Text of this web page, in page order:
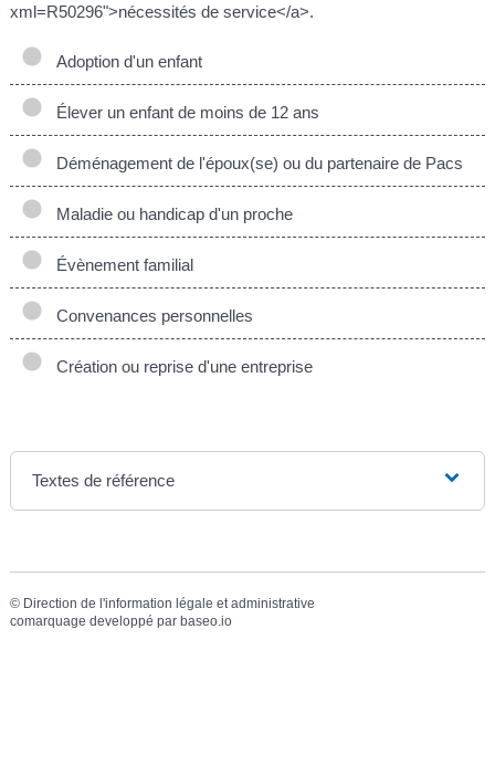
xml=R50296">nécessités de service</a>.
Adoption d'un enfant
Élever un enfant de moins de 12 ans
Déménagement de l'époux(se) ou du partenaire de Pacs
Maladie ou handicap d'un proche
Évènement familial
Convenances personnelles
Création ou reprise d'une entreprise
Textes de référence
© Direction de l'information légale et administrative
comarquage developpé par baseo.io